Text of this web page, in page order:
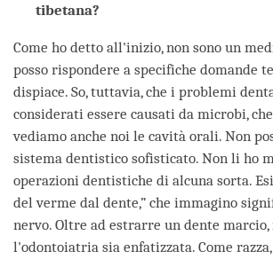
tibetana?
Come ho detto all'inizio, non sono un
posso rispondere a specifiche domande
dispiace. So, tuttavia, che i problemi
considerati essere causati da microbi,
vediamo anche noi le cavità orali. Non
sistema dentistico sofisticato. Non li ho
operazioni dentistiche di alcuna sorta.
del verme dal dente,” che immagino
nervo. Oltre ad estrarre un dente marcio,
l'odontoiatria sia enfatizzata. Come